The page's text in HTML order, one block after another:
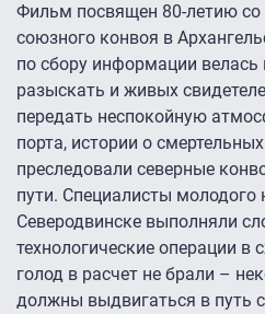
Фильм посвящен 80-летию со
союзного конвоя в
по сбору информации велась
разыскать и живых
передать неспокойную
порта, истории о
преследовали северные
пути. Специалисты молодого
Северодвинске выполняли
технологические операции в
голод в расчет не брали –
должны выдвигаться в путь